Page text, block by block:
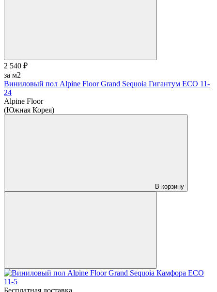
2 540 ₽
за м2
Виниловый пол Alpine Floor Grand Sequoia Гигантум ECO 11-
24
Alpine Floor
(Южная Корея)
В корзину
Бесплатная доставка